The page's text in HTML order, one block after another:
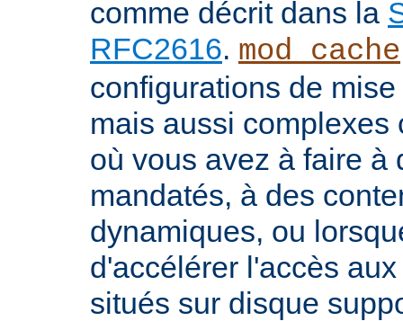
comme décrit dans la
RFC2616. mod_cache
configurations de
mais aussi complexes
où vous avez à faire à
mandatés, à des
dynamiques, ou
d'accélérer l'accès
situés sur disque